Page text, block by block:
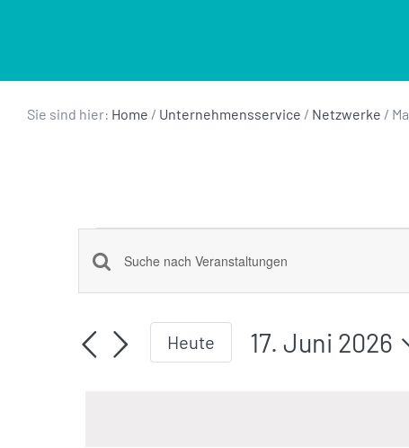
Sie sind hier: Home / Unternehmensservice / Netzwerke /
für
17.
Veranstaltungen
und
Ansichtennavigation
Geben
Sie
Das
Schlüsselwort.
Heute
17. Juni 2026